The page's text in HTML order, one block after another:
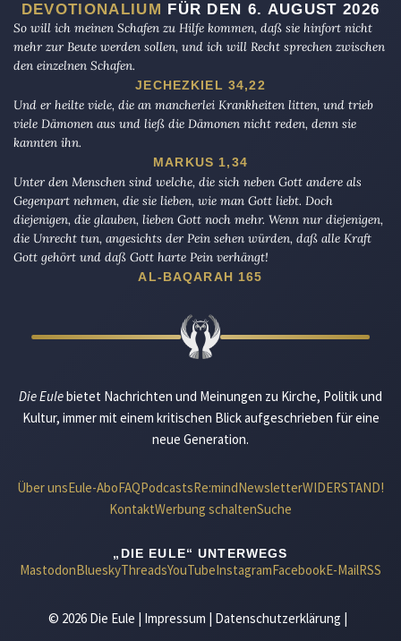
DEVOTIONALIUM
FÜR DEN 6. AUGUST 2026
So will ich meinen Schafen zu Hilfe kommen, daß sie hinfort nicht
mehr zur Beute werden sollen, und ich will Recht sprechen zwischen
den einzelnen Schafen.
JECHEZKIEL 34,22
Und er heilte viele, die an mancherlei Krankheiten litten, und trieb
viele Dämonen aus und ließ die Dämonen nicht reden, denn sie
kannten ihn.
MARKUS 1,34
Unter den Menschen sind welche, die sich neben Gott andere als
Gegenpart nehmen, die sie lieben, wie man Gott liebt. Doch
diejenigen, die glauben, lieben Gott noch mehr. Wenn nur diejenigen,
die Unrecht tun, angesichts der Pein sehen würden, daß alle Kraft
Gott gehört und daß Gott harte Pein verhängt!
AL-BAQARAH 165
Die Eulebietet Nachrichten und Meinungen zu Kirche, Politik und
Kultur, immer mit einem kritischen Blick aufgeschrieben für eine
neue Generation.
Über unsEule-AboFAQPodcastsRe:mindNewsletterWIDERSTAND!
KontaktWerbung schaltenSuche
„DIE EULE“ UNTERWEGS
MastodonBlueskyThreadsYouTubeInstagramFacebookE-MailRSS
© 2026 Die Eule | Impressum Datenschutzerklärung